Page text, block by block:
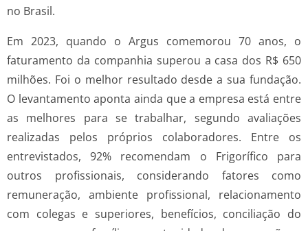
no Brasil.
Em 2023, quando o Argus comemorou 70 anos, o
faturamento da companhia superou a casa dos R$ 650
milhões. Foi o melhor resultado desde a sua fundação.
O levantamento aponta ainda que a empresa está entre
as melhores para se trabalhar, segundo avaliações
realizadas pelos próprios colaboradores. Entre os
entrevistados, 92% recomendam o Frigorífico para
outros profissionais, considerando fatores como
remuneração, ambiente profissional, relacionamento
com colegas e superiores, benefícios, conciliação do